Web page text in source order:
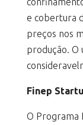
e cobertura
preços nos
produção. O
Finep
O Programa